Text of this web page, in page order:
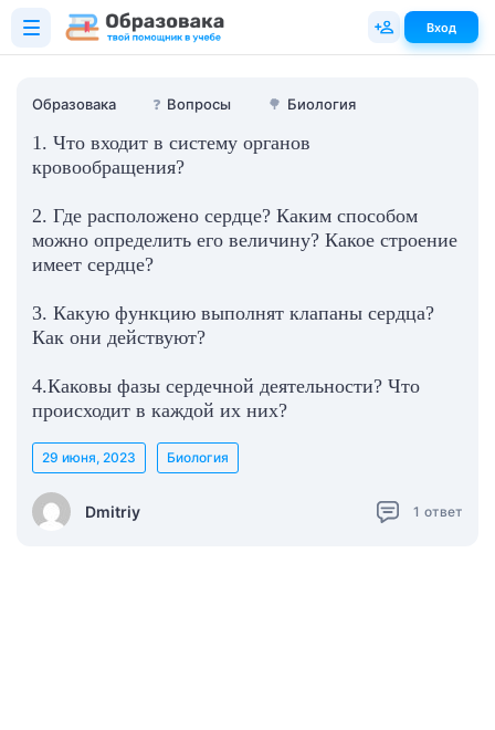
Образовака ❓ Вопросы 🌳 Биология
1. Что входит в систему органов
кровообращения?
2. Где расположено сердце? Каким способом
можно определить его величину? Какое строение
имеет сердце?
3. Какую функцию выполнят клапаны сердца?
Как они действуют?
4.Каковы фазы сердечной деятельности? Что
происходит в каждой их них?
Dmitriy
29 июня, 2023 Биология
1 ответ
Вход